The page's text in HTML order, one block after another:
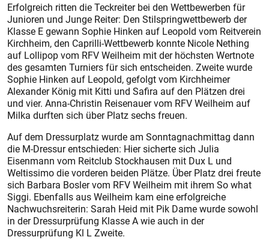
Erfolgreich ritten die Teckreiter bei den Wettbewerben für
Junioren und Junge Reiter: Den Stilspringwettbewerb der
Klasse E gewann Sophie Hinken auf Leopold vom Reitverein
Kirchheim, den Caprilli-Wettbewerb konnte Nicole Nething
auf Lollipop vom RFV Weilheim mit der höchsten Wertnote
des gesamten Turniers für sich entscheiden. Zweite wurde
Sophie Hinken auf Leopold, gefolgt vom Kirchheimer
Alexander König mit Kitti und Safira auf den Plätzen drei
und vier. Anna-Christin Reisenauer vom RFV Weilheim auf
Milka durften sich über Platz sechs freuen.
Auf dem Dressurplatz wurde am Sonntagnachmittag dann
die M-Dressur entschieden: Hier sicherte sich Julia
Eisenmann vom Reitclub Stockhausen mit Dux L und
Weltissimo die vorderen beiden Plätze. Über Platz drei freute
sich Barbara Bosler vom RFV Weilheim mit ihrem So what
Siggi. Ebenfalls aus Weilheim kam eine erfolgreiche
Nachwuchsreiterin: Sarah Heid mit Pik Dame wurde sowohl
in der Dressurprüfung Klasse A wie auch in der
Dressurprüfung Kl L Zweite.